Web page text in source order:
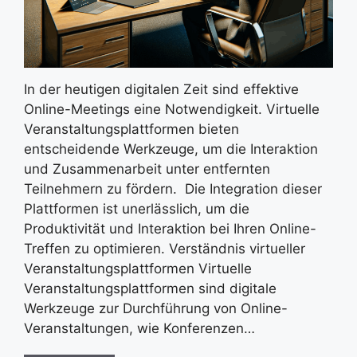
In der heutigen digitalen Zeit sind effektive
Online-Meetings eine Notwendigkeit. Virtuelle
Veranstaltungsplattformen bieten
entscheidende Werkzeuge, um die Interaktion
und Zusammenarbeit unter entfernten
Teilnehmern zu fördern. Die Integration dieser
Plattformen ist unerlässlich, um die
Produktivität und Interaktion bei Ihren Online-
Treffen zu optimieren. Verständnis virtueller
Veranstaltungsplattformen Virtuelle
Veranstaltungsplattformen sind digitale
Werkzeuge zur Durchführung von Online-
Veranstaltungen, wie Konferenzen…